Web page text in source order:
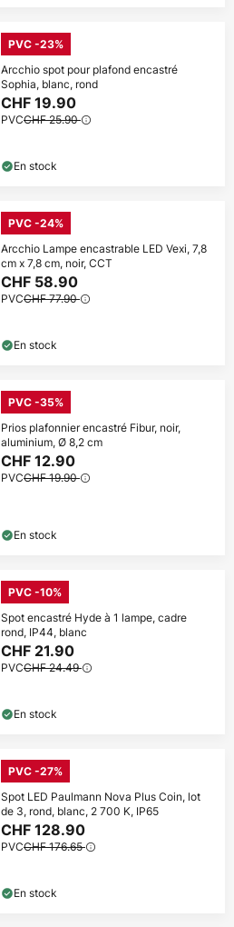
PVC -23%
Arcchio spot pour plafond encastré
Sophia, blanc, rond
CHF 19.90
PVCCHF 25.90
En stock
PVC -24%
Arcchio Lampe encastrable LED Vexi, 7,8
cm x 7,8 cm, noir, CCT
CHF 58.90
PVCCHF 77.90
En stock
PVC -35%
Prios plafonnier encastré Fibur, noir,
aluminium, Ø 8,2 cm
CHF 12.90
PVCCHF 19.90
En stock
PVC -10%
Spot encastré Hyde à 1 lampe, cadre
rond, IP44, blanc
CHF 21.90
PVCCHF 24.49
En stock
PVC -27%
Spot LED Paulmann Nova Plus Coin, lot
de 3, rond, blanc, 2 700 K, IP65
CHF 128.90
PVCCHF 176.65
En stock